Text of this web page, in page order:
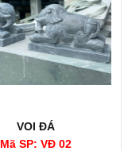
VOI ĐÁ
Mã SP: VĐ 02